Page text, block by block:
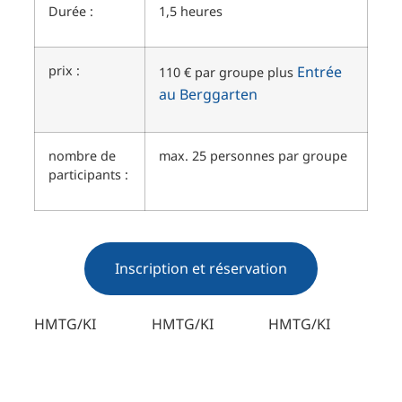
Durée : 1,5 heures
prix : 110 € par groupe plus Entrée
au Berggarten
nombre de
participants :
max. 25 personnes par groupe
Inscription et réservation
HMTG/KI HMTG/KI HMTG/KI